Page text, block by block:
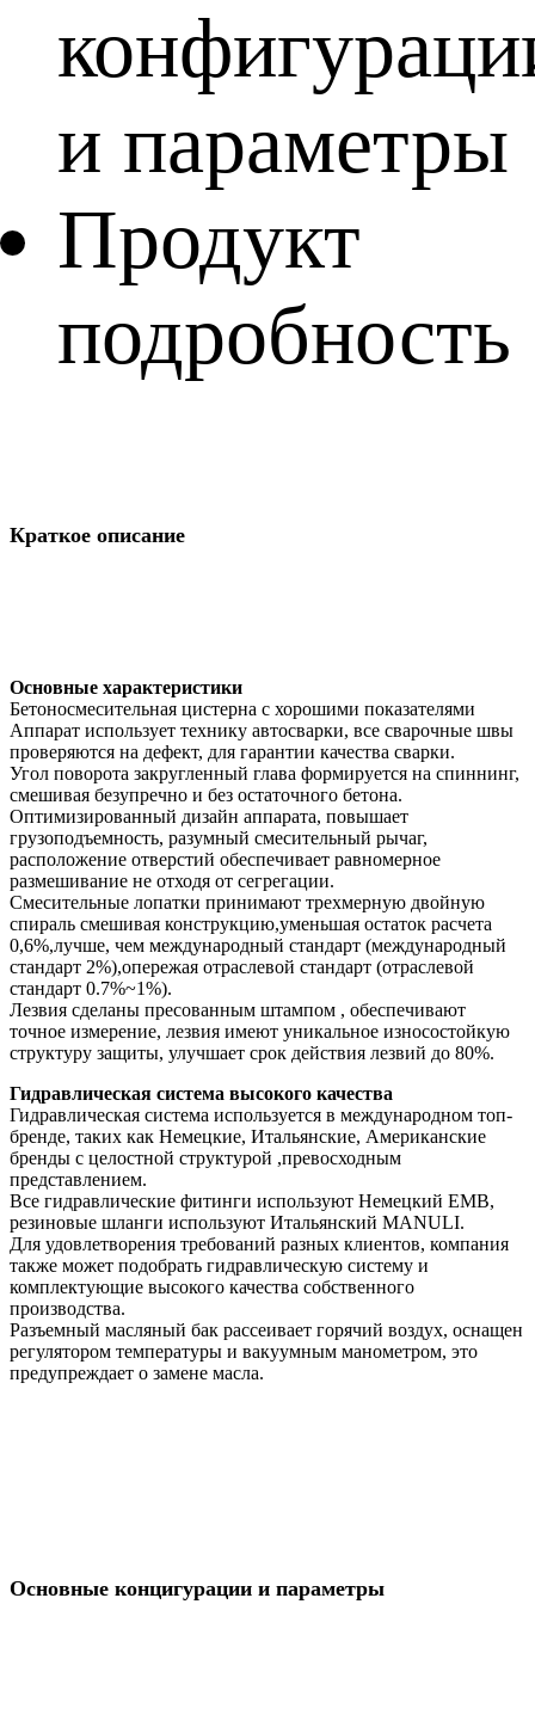
и параметры
Продукт
подробность
Краткое описание
Основные характеристики
Бетоносмесительная цистерна с хорошими показателями
Аппарат использует технику автосварки, все сварочные швы
проверяются на дефект, для гарантии качества сварки.
Угол поворота закругленный глава формируется на спиннинг,
смешивая безупречно и без остаточного бетона.
Оптимизированный дизайн аппарата, повышает
грузоподъемность, разумный смесительный рычаг,
расположение отверстий обеспечивает равномерное
размешивание не отходя от сегрегации.
Смесительные лопатки принимают трехмерную двойную
спираль смешивая конструкцию,уменьшая остаток расчета
0,6%,лучше, чем международный стандарт (международный
стандарт 2%),опережая отраслевой стандарт (отраслевой
стандарт 0.7%~1%).
Лезвия сделаны пресованным штампом , обеспечивают
точное измерение, лезвия имеют уникальное износостойкую
структуру защиты, улучшает срок действия лезвий до 80%.
Гидравлическая система высокого качества
Гидравлическая система используется в международном топ-
бренде, таких как Немецкие, Итальянские, Американские
бренды с целостной структурой ,превосходным
представлением.
Все гидравлические фитинги используют Немецкий EMB,
резиновые шланги используют Итальянский MANULI.
Для удовлетворения требований разных клиентов, компания
также может подобрать гидравлическую систему и
комплектующие высокого качества собственного
производства.
Разъемный масляный бак рассеивает горячий воздух, оснащен
регулятором температуры и вакуумным манометром, это
предупреждает о замене масла.
Основные концигурации и параметры